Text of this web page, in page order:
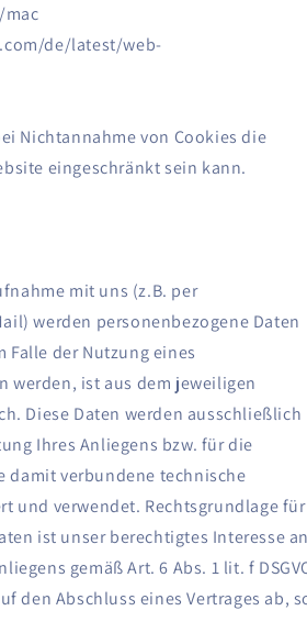
de/latest/web-
Nichtannahme von Cookies die
eingeschränkt sein kann.
mit uns (z.B. per
werden personenbezogene Daten
Falle der Nutzung eines
werden, ist aus dem jeweiligen
Diese Daten werden ausschließlich
Ihres Anliegens bzw. für die
damit verbundene technische
und verwendet. Rechtsgrundlage für
ist unser berechtigtes Interesse
gemäß Art. 6 Abs. 1 lit. f
den Abschluss eines Vertrages ab,